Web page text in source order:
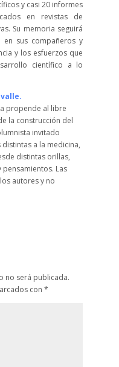
y casi 20 informes
en revistas de
Su memoria seguirá
sus compañeros y
y los esfuerzos que
científico a lo
propende al libre
la construcción del
invitado
a la medicina,
distintas orillas,
Las
autores y no
no será publicada.
con *